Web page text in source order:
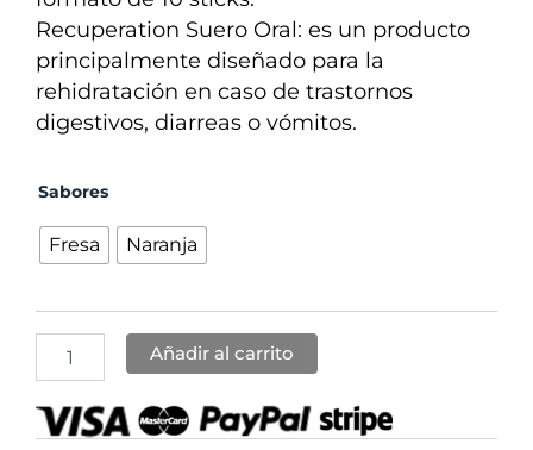
Recuperation Suero Oral: es un producto
principalmente diseñado para la
rehidratación en caso de trastornos
digestivos, diarreas o vómitos.
Sabores
Fresa Naranja
Pack
Gastrosec
+
SRO
Añadir al carrito